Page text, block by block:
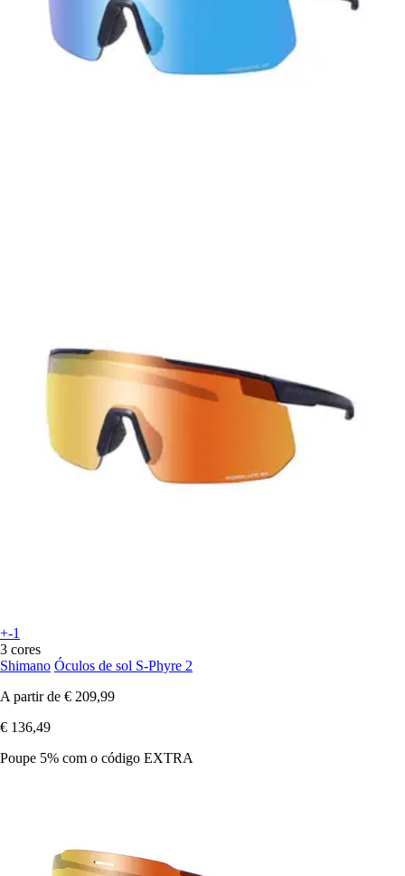
+-1
3 cores
Shimano Óculos de sol S-Phyre 2
A partir de € 209,99
€ 136,49
Poupe 5% com o código EXTRA